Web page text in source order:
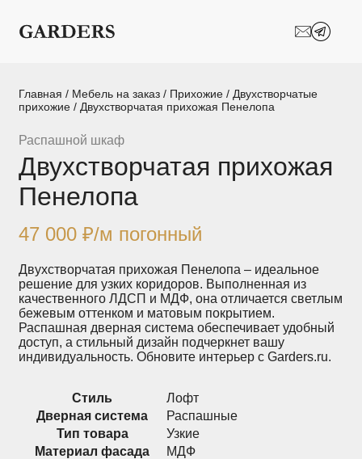
Шкафы-купе
Межкомнатные
Мебель в детскую Мебель в ванную
Модульные
хранения
Стеллажи Тумбы
Шкафы по
назначению
Гардеробные
Распашные шкафы
+7 (926) 192-03-75
Главная / Мебель на заказ / Прихожие / Двухстворчатые
прихожие / Двухстворчатая прихожая Пенелопа
Распашной шкаф
Двухстворчатая прихожая
Пенелопа
47 000₽/м погонный
Двухстворчатая прихожая Пенелопа – идеальное
решение для узких коридоров. Выполненная из
качественного ЛДСП и МДФ, она отличается светлым
бежевым оттенком и матовым покрытием.
Распашная дверная система обеспечивает удобный
доступ, а стильный дизайн подчеркнет вашу
индивидуальность. Обновите интерьер с Garders.ru.
Стиль
Лофт
Дверная система
Распашные
Тип товара
Узкие
Материал фасада
МДФ